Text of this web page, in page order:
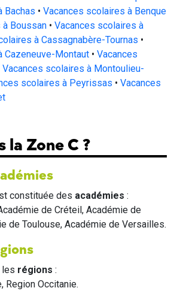
Bachas • Vacances scolaires à Benque
Boussan • Vacances scolaires à
à Cassagnabère-Tournas •
Cazeneuve-Montaut • Vacances
Vacances scolaires à Montoulieu-
scolaires à Peyrissas • Vacances
la Zone C ?
constituée des académies :
de Créteil, Académie de
de Toulouse, Académie de Versailles.
les régions :
Region Occitanie.